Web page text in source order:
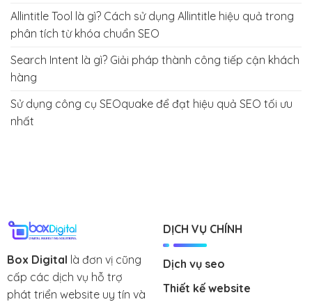
Allintitle Tool là gì? Cách sử dụng Allintitle hiệu quả trong
phân tích từ khóa chuẩn SEO
Search Intent là gì? Giải pháp thành công tiếp cận khách
hàng
Sử dụng công cụ SEOquake để đạt hiệu quả SEO tối ưu
nhất
Box Digital là đơn vị cũng
cấp các dịch vụ hỗ trợ
phát triển website uy tín và
DỊCH VỤ CHÍNH
Dịch vụ seo
Thiết kế website